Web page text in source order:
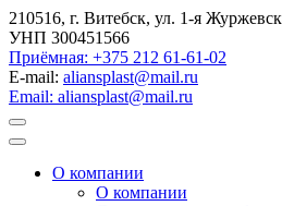
210516, г. Витебск, ул. 1-я
УНП 300451566
Приёмная: +375 212 61-61-02
E-mail: aliansplast@mail.ru
Email: aliansplast@mail.ru
О компании
О компании